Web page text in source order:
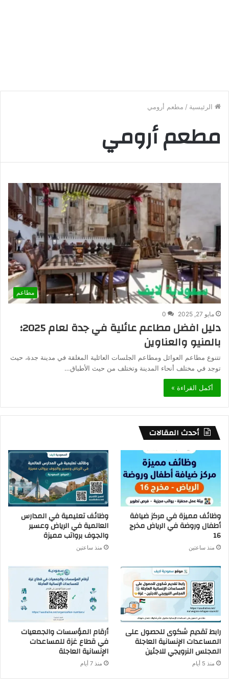
الرئيسية / مطعم أرومي
مطعم أرومي
مطاعم
مايو 27, 2025 0
دليل افضل مطاعم عائلية في جدة لعام 2025؛
بالمنيو والعناوين
تتنوع مطاعم العوائل ومطاعم الجلسات العائلية المغلقة في مدينة جدة، حيث
توجد في مختلف أنحاء المدينة وتختلف من حيث الأطباق…
أكمل القراءة »
أحدث المقالات
وظائف مميزة في مركز ضيافة
أطفال وروضة في الرياض مخرج
16
منذ ساعتين
وظائف تعليمية في المدارس
العالمية في الرياض وعسير
والجوف برواتب مميزة
منذ ساعتين
رابط تقديم شكوى للحصول على
المساعدات الإنسانية العاجلة
المجلس النرويجي للاجئين
منذ 5 أيام
أرقام المؤسسات والجمعيات
في قطاع غزة للمساعدات
الإنسانية العاجلة
منذ 7 أيام